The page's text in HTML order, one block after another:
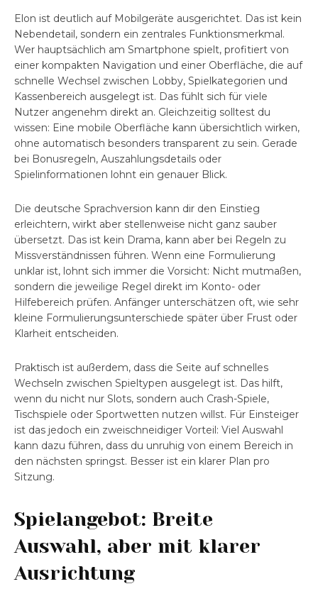
Elon ist deutlich auf Mobilgeräte ausgerichtet. Das ist kein
Nebendetail, sondern ein zentrales Funktionsmerkmal.
Wer hauptsächlich am Smartphone spielt, profitiert von
einer kompakten Navigation und einer Oberfläche, die auf
schnelle Wechsel zwischen Lobby, Spielkategorien und
Kassenbereich ausgelegt ist. Das fühlt sich für viele
Nutzer angenehm direkt an. Gleichzeitig solltest du
wissen: Eine mobile Oberfläche kann übersichtlich wirken,
ohne automatisch besonders transparent zu sein. Gerade
bei Bonusregeln, Auszahlungsdetails oder
Spielinformationen lohnt ein genauer Blick.
Die deutsche Sprachversion kann dir den Einstieg
erleichtern, wirkt aber stellenweise nicht ganz sauber
übersetzt. Das ist kein Drama, kann aber bei Regeln zu
Missverständnissen führen. Wenn eine Formulierung
unklar ist, lohnt sich immer die Vorsicht: Nicht mutmaßen,
sondern die jeweilige Regel direkt im Konto- oder
Hilfebereich prüfen. Anfänger unterschätzen oft, wie sehr
kleine Formulierungsunterschiede später über Frust oder
Klarheit entscheiden.
Praktisch ist außerdem, dass die Seite auf schnelles
Wechseln zwischen Spieltypen ausgelegt ist. Das hilft,
wenn du nicht nur Slots, sondern auch Crash-Spiele,
Tischspiele oder Sportwetten nutzen willst. Für Einsteiger
ist das jedoch ein zweischneidiger Vorteil: Viel Auswahl
kann dazu führen, dass du unruhig von einem Bereich in
den nächsten springst. Besser ist ein klarer Plan pro
Sitzung.
Spielangebot: Breite
Auswahl, aber mit klarer
Ausrichtung